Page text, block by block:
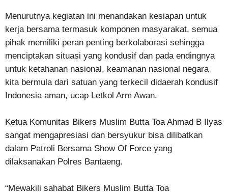
Menurutnya kegiatan ini menandakan kesiapan untuk
kerja bersama termasuk komponen masyarakat, semua
pihak memiliki peran penting berkolaborasi sehingga
menciptakan situasi yang kondusif dan pada endingnya
untuk ketahanan nasional, keamanan nasional negara
kita bermula dari satuan yang terkecil didaerah kondusif
Indonesia aman, ucap Letkol Arm Awan.
Ketua Komunitas Bikers Muslim Butta Toa Ahmad B Ilyas
sangat mengapresiasi dan bersyukur bisa dilibatkan
dalam Patroli Bersama Show Of Force yang
dilaksanakan Polres Bantaeng.
“Mewakili sahabat Bikers Muslim Butta Toa